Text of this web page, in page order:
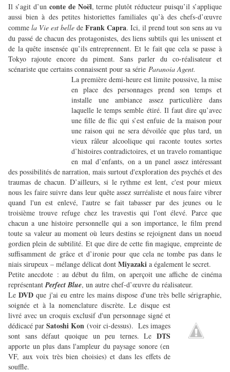
Il s’agit d’un conte de Noël, terme plutôt réducteur puisqu’il s’applique
aussi bien à des petites historiettes familiales qu’à des chefs-d’œuvre
comme la Vie est belle de Frank Capra. Ici, il prend tout son sens au vu
du passé de chacun des protagonistes, des liens subtils qui les unissent et
de la quête insensée qu’ils entreprennent. Et le fait que cela se passe à
Tokyo rajoute encore du piment. Sans parler du co-réalisateur et
scénariste que certains connaissent pour sa série Paranoia Agent.
La première demi-heure est limite poussive, la mise
en place des personnages prend son temps et
installe une ambiance assez particulière dans
laquelle le temps semble étiré. Il faut dire qu’avec
une fille de flic qui s’est enfuie de la maison pour
une raison qui ne sera dévoilée que plus tard, un
vieux râleur alcoolique qui raconte toutes sortes
d’histoires contradictoires, et un travelo romantique
en mal d’enfants, on a un panel assez intéressant
des possibilités de narration, mais surtout d'exploration des psychés et des
traumas de chacun. D’ailleurs, si le rythme est lent, c'est pour mieux
nous les faire suivre dans leur quête assez surréaliste et nous faire vibrer
quand l'un est enlevé, l'autre se fait tabasser par des jeunes ou le
troisième trouve refuge chez les travestis qui l'ont élevé. Parce que
chacun a une histoire personnelle qui a son importance, le film prend
toute sa valeur au moment où leurs destins se rejoignent dans un noeud
gordien plein de subtilité. Et que dire de cette fin magique, empreinte de
suffisamment de grâce et d’ironie pour que cela ne tombe pas dans le
niais sirupeux – mélange délicat dont Miyazaki a également le secret.
Petite anecdote : au début du film, on aperçoit une affiche de cinéma
représentant Perfect Blue, un autre chef-d’œuvre du réalisateur.
LeDVDque j'ai eu entre les mains dispose d'une très belle sérigraphie,
soignée et à la nomenclature discrète. Le disque est
livré avec un croquis exclusif d'un personnage signé et
dédicacé parSatoshi Kon (voir ci-dessus). Les images
sont sans défaut quoique un peu ternes. Le DTS
apporte un plus dans l'ampleur du paysage sonore (en
VF, aux voix très bien choisies) et dans les effets de
souffle.